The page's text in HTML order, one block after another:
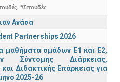
#Σπουδές
Ανάσα
Partnerships 2026
μαθήματα ομάδων Ε1 και Ε2,
Σύντομης Διάρκειας,
Διδακτικής Επάρκειας για
2025-26